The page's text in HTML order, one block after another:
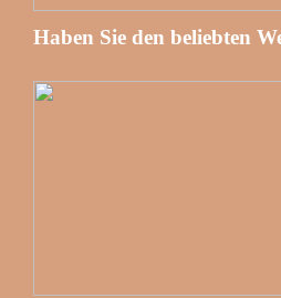
Haben Sie den beliebten